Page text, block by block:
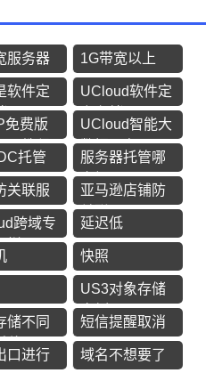
服务器 1G带宽以上
软件定
UCloud软件定
义存储
免费版
署教程
UCloud智能大
数据平台
托管
服务器托管哪
家好
关联服
亚马逊店铺防
关联
跨域专
样
延迟低
快照
US3对象存储
实例
储不同
移
短信提醒取消
口进行
域名不想要了